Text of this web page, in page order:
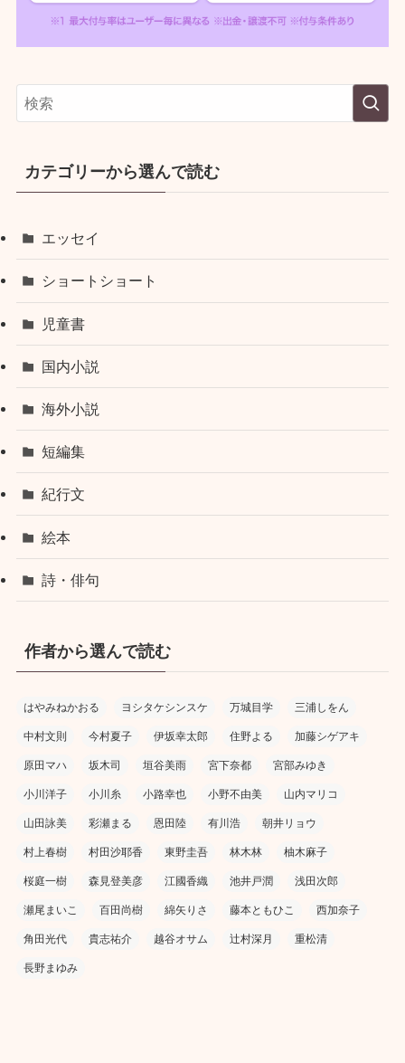
カテゴリーから選んで読む
エッセイ
ショートショート
児童書
国内小説
海外小説
短編集
紀行文
絵本
詩・俳句
作者から選んで読む
はやみねかおる ヨシタケシンスケ 万城目学 三浦しをん
中村文則 今村夏子 伊坂幸太郎 住野よる 加藤シゲアキ
原田マハ 坂木司 垣谷美雨 宮下奈都 宮部みゆき
小川洋子 小川糸 小路幸也 小野不由美 山内マリコ
山田詠美 彩瀬まる 恩田陸 有川浩 朝井リョウ
村上春樹 村田沙耶香 東野圭吾 林木林 柚木麻子
桜庭一樹 森見登美彦 江國香織 池井戸潤 浅田次郎
瀬尾まいこ 百田尚樹 綿矢りさ 藤本ともひこ 西加奈子
角田光代 貴志祐介 越谷オサム 辻村深月 重松清
長野まゆみ